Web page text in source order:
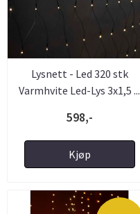
Lysnett - Led 320 stk
Varmhvite Led-Lys 3x1,5 ...
598,-
Kjøp